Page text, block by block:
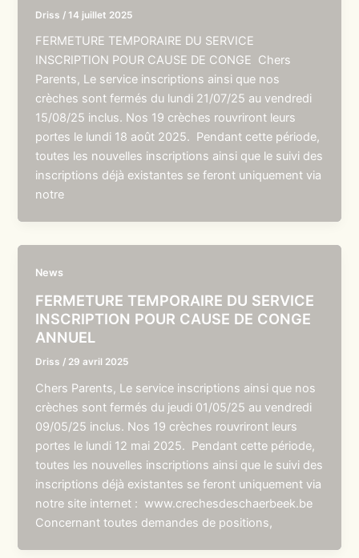
Driss /14 juillet 2025
FERMETURE TEMPORAIRE DU SERVICE
INSCRIPTION POUR CAUSE DE CONGE Chers
Parents, Le service inscriptions ainsi que nos
crèches sont fermés du lundi 21/07/25 au vendredi
15/08/25 inclus. Nos 19 crèches rouvriront leurs
portes le lundi 18 août 2025. Pendant cette période,
toutes les nouvelles inscriptions ainsi que le suivi des
inscriptions déjà existantes se feront uniquement via
notre
News
FERMETURE TEMPORAIRE DU SERVICE
INSCRIPTION POUR CAUSE DE CONGE
ANNUEL
Driss / 29 avril 2025
Chers Parents, Le service inscriptions ainsi que nos
crèches sont fermés du jeudi 01/05/25 au vendredi
09/05/25 inclus. Nos 19 crèches rouvriront leurs
portes le lundi 12 mai 2025. Pendant cette période,
toutes les nouvelles inscriptions ainsi que le suivi des
inscriptions déjà existantes se feront uniquement via
notre site internet : www.crechesdeschaerbeek.be
Concernant toutes demandes de positions,